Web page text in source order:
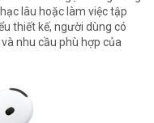
lâu hoặc làm việc tập
thiết kế, người dùng có
nhu cầu phù hợp của